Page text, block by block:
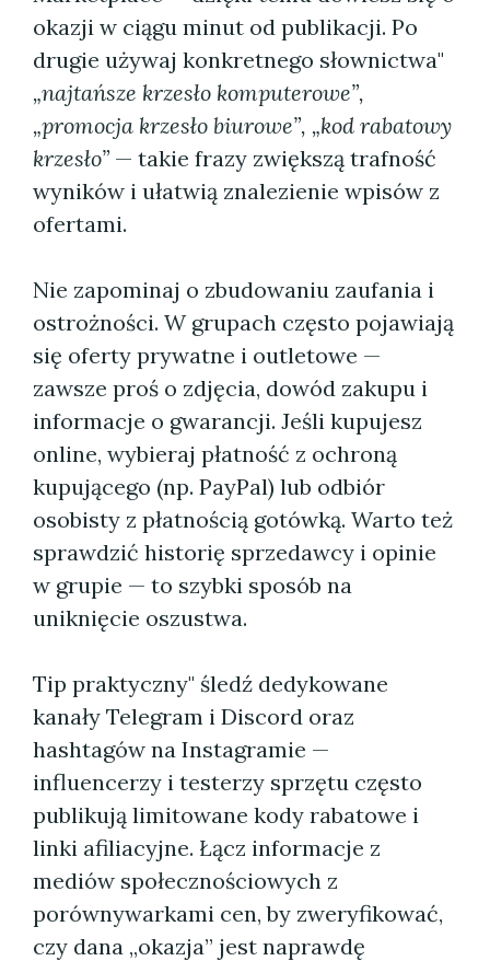
okazji w ciągu minut od publikacji. Po
drugie używaj konkretnego słownictwa"
„najtańsze krzesło komputerowe”,
„promocja krzesło biurowe”, „kod rabatowy
krzesło” — takie frazy zwiększą trafność
wyników i ułatwią znalezienie wpisów z
ofertami.
Nie zapominaj o zbudowaniu zaufania i
ostrożności. W grupach często pojawiają
się oferty prywatne i outletowe —
zawsze proś o zdjęcia, dowód zakupu i
informacje o gwarancji. Jeśli kupujesz
online, wybieraj płatność z ochroną
kupującego (np. PayPal) lub odbiór
osobisty z płatnością gotówką. Warto też
sprawdzić historię sprzedawcy i opinie
w grupie — to szybki sposób na
uniknięcie oszustwa.
Tip praktyczny" śledź dedykowane
kanały Telegram i Discord oraz
hashtagów na Instagramie —
influencerzy i testerzy sprzętu często
publikują limitowane kody rabatowe i
linki afiliacyjne. Łącz informacje z
mediów społecznościowych z
porównywarkami cen, by zweryfikować,
czy dana „okazja” jest naprawdę